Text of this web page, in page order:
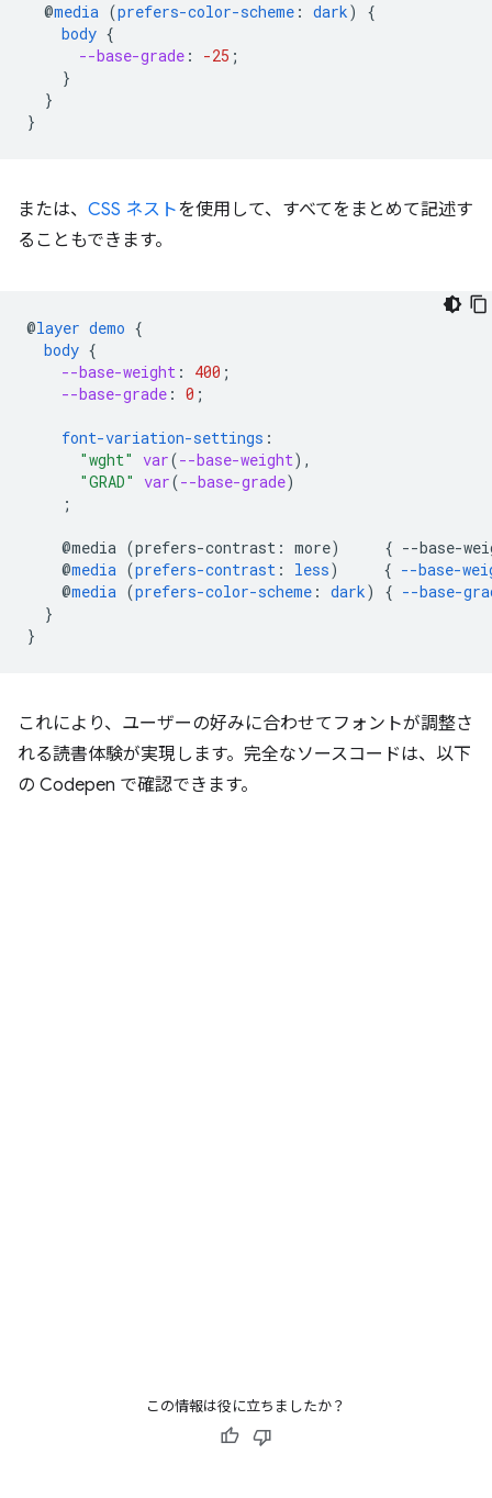
@media (prefers-color-scheme : dark)
{
body {
--base-grade : -25 ;
}
}
}
または、 CSS ネストを使用して、すべてをまとめて記述す
ることもできます。
@layer demo {
body {
--base-weight : 400 ;
--base-grade : 0 ;
font-variation-settings :
"wght" var(--base-weight),
"GRAD" var(--base-grade)
;
@media (prefers-contrast : more) { --base-
@media (prefers-contrast : less) { --base-
@media (prefers-color-scheme : dark) { --base-
}
}
これにより、ユーザーの好みに合わせてフォントが調整さ
れる読書体験が実現します。完全なソースコードは、以下
の Codepen で確認できます。
この情報は役に立ちましたか？